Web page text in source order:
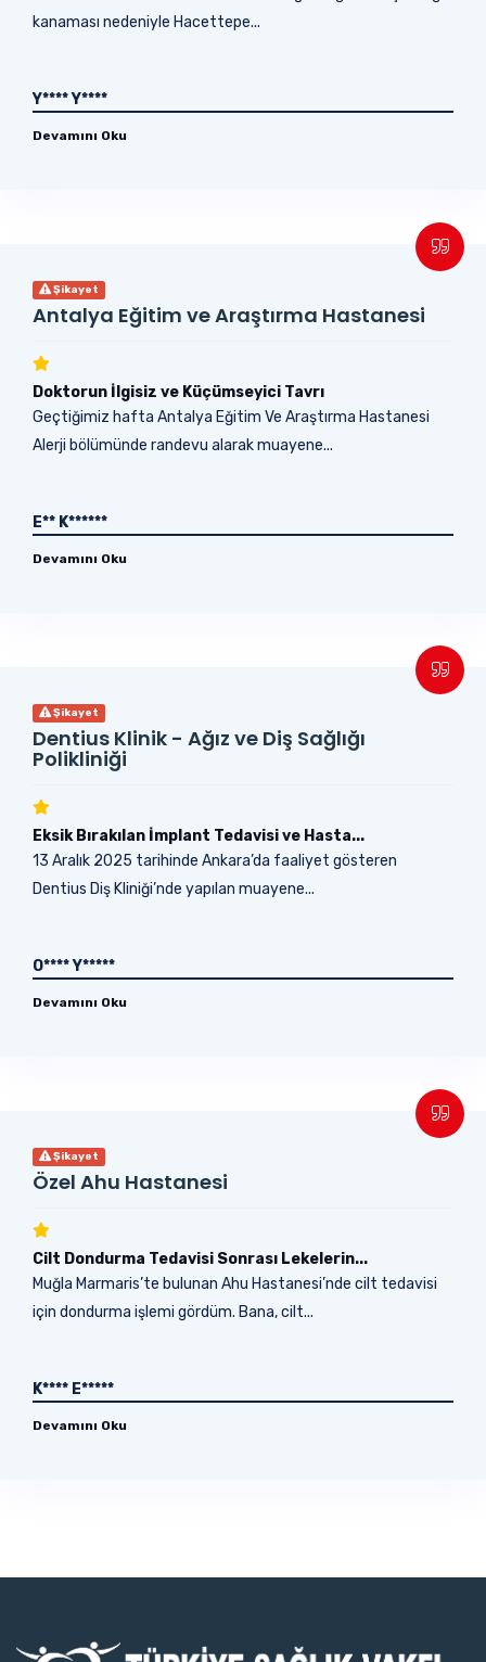
kanaması nedeniyle Hacettepe...
Y**** Y****
Devamını Oku
Şikayet
Antalya Eğitim ve Araştırma Hastanesi
Doktorun İlgisiz ve Küçümseyici Tavrı
Geçtiğimiz hafta Antalya Eğitim Ve Araştırma Hastanesi
Alerji bölümünde randevu alarak muayene...
E** K******
Devamını Oku
Şikayet
Dentius Klinik - Ağız ve Diş Sağlığı
Polikliniği
Eksik Bırakılan İmplant Tedavisi ve Hasta...
13 Aralık 2025 tarihinde Ankara’da faaliyet gösteren
Dentius Diş Kliniği’nde yapılan muayene...
O**** Y*****
Devamını Oku
Şikayet
Özel Ahu Hastanesi
Cilt Dondurma Tedavisi Sonrası Lekelerin...
Muğla Marmaris’te bulunan Ahu Hastanesi’nde cilt tedavisi
için dondurma işlemi gördüm. Bana, cilt...
K**** E*****
Devamını Oku